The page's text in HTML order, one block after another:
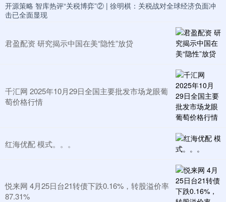
开源策略 智库热评“关税博弈”② | 徐明棋：关税战对全球经济负面冲
击已全面显现
君盈配资 研究揭示中国在美“隐性”放贷
千汇网 2025年10月29日全国主要批发市场龙眼葡
萄价格行情
红海优配 模式。。。
悦来网 4月25日台21转债下跌0.16%，转股溢价率
87.31%